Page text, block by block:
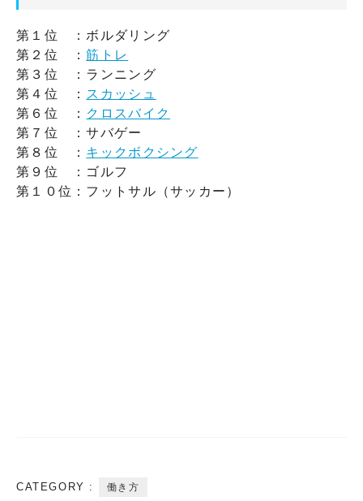
第１位 ：ボルダリング
第２位 ：筋トレ
第３位 ：ランニング
第４位 ： スカッシュ
第６位 ： クロスバイク
第７位 ：サバゲー
第８位 ： キックボクシング
第９位 ：ゴルフ
第１０位：フットサル（サッカー）
CATEGORY : 働き方